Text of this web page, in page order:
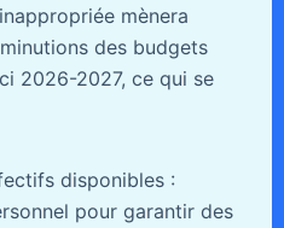
mènera
des budgets
2026-2027, ce qui se
disponibles :
pour garantir des